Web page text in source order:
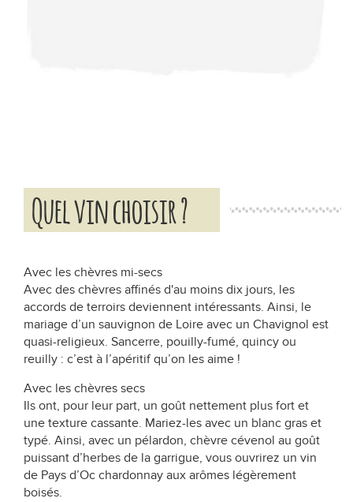
Quel vin choisir ?
Avec les chèvres mi-secs
Avec des chèvres affinés d'au moins dix jours, les
accords de terroirs deviennent intéressants. Ainsi, le
mariage d’un sauvignon de Loire avec un Chavignol est
quasi-religieux. Sancerre, pouilly-fumé, quincy ou
reuilly : c’est à l’apéritif qu’on les aime !
Avec les chèvres secs
Ils ont, pour leur part, un goût nettement plus fort et
une texture cassante. Mariez-les avec un blanc gras et
typé. Ainsi, avec un pélardon, chèvre cévenol au goût
puissant d’herbes de la garrigue, vous ouvrirez un vin
de Pays d’Oc chardonnay aux arômes légèrement
boisés.